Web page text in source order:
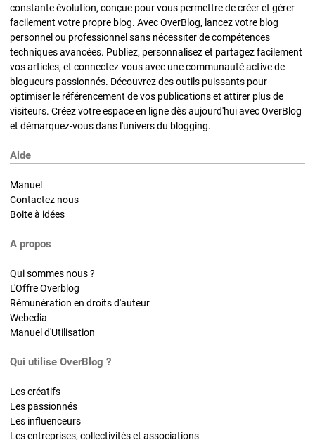
constante évolution, conçue pour vous permettre de créer et gérer
facilement votre propre blog. Avec OverBlog, lancez votre blog
personnel ou professionnel sans nécessiter de compétences
techniques avancées. Publiez, personnalisez et partagez facilement
vos articles, et connectez-vous avec une communauté active de
blogueurs passionnés. Découvrez des outils puissants pour
optimiser le référencement de vos publications et attirer plus de
visiteurs. Créez votre espace en ligne dès aujourd'hui avec OverBlog
et démarquez-vous dans l'univers du blogging.
Aide
Manuel
Contactez nous
Boite à idées
A propos
Qui sommes nous ?
L'Offre Overblog
Rémunération en droits d'auteur
Webedia
Manuel d'Utilisation
Qui utilise OverBlog ?
Les créatifs
Les passionnés
Les influenceurs
Les entreprises, collectivités et associations